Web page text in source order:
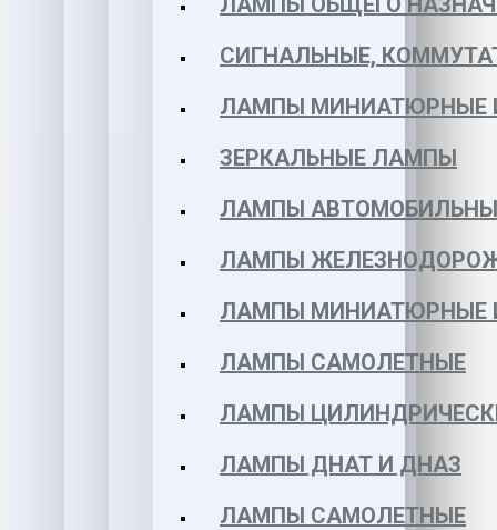
СИГНАЛЬНЫЕ,
ЛАМПЫ МИНИАТЮРНЫЕ
ЗЕРКАЛЬНЫЕ ЛАМПЫ
ЛАМПЫ
ЛАМПЫ
ЛАМПЫ МИНИАТЮРНЫЕ
ЛАМПЫ САМОЛЕТНЫЕ
ЛАМПЫ
ЛАМПЫ ДНАТ И ДНАЗ
ЛАМПЫ САМОЛЕТНЫЕ